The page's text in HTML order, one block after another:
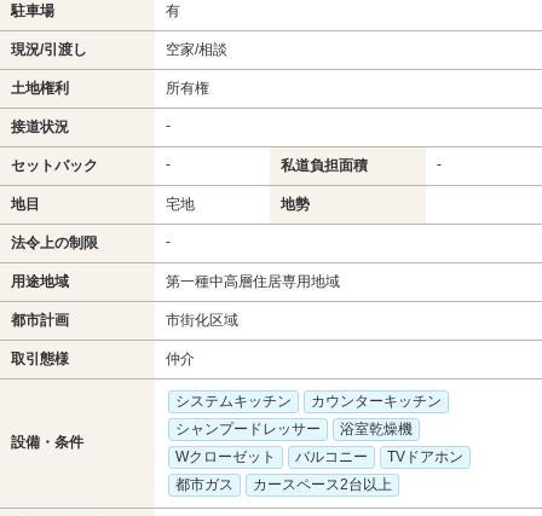
駐車場 有
現況/引渡し 空家/相談
土地権利 所有権
接道状況 -
セットバック - 私道負担面積 -
地目 宅地 地勢
法令上の制限 -
用途地域 第一種中高層住居専用地域
都市計画 市街化区域
取引態様 仲介
設備・条件
システムキッチン
カウンターキッチン
シャンプードレッサー
浴室乾燥機
Wクローゼット
バルコニー
TVドアホン
都市ガス
カースペース2台以上